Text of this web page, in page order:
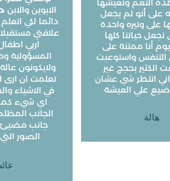
الابوين
دائما لكي
علاقتي
اربي
المسؤولية
ولايكونون
تعلمت ان ارى
في الاشياء
اي شيء
الجانب
جانب مضيئ
النعم ونعيشها
على أنو لم يجعل
على وتيره واحدة
نجعل حياتنا كلها
أنا ممتنة على
التنفس واستوعبت
الكثير بحجج غير
انتظر شي عشان
هالة